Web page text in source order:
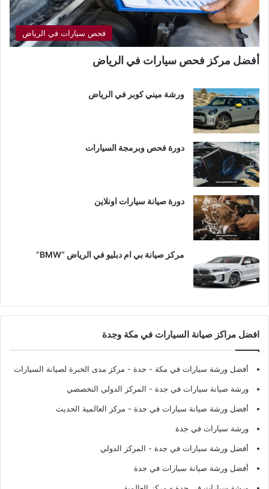
فحص سيارات في الرياض
أفضل مركز فحص سيارات في الرياض
ورشة ميني كوبر في الرياض
دورة فحص وبرمجة السيارات
دورة صيانة سيارات اونلاين
مركز صيانة بي ام دبليو في الرياض “BMW”
افضل مراكز صيانة السيارات في مكة وجدة
أفضل ورشة سيارات في مكة - جدة - مركز مدى الخبرة لصيانة السيارات
ورشة صيانة سيارات في جدة - المركز الدولي التخصصي
أفضل ورشة صيانة سيارات في جدة - مركز العالمية الحديث
ورشة سيارات في جدة
أفضل ورشة سيارات في جدة - المركز الدولي
أفضل ورشة صيانة سيارات في جدة